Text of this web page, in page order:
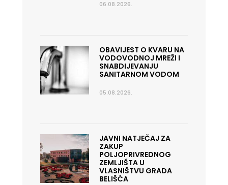
06.08.2026.
OBAVIJEST O KVARU NA
VODOVODNOJ MREŽI I
SNABDIJEVANJU
SANITARNOM VODOM
05.08.2026.
JAVNI NATJEČAJ ZA
ZAKUP
POLJOPRIVREDNOG
ZEMLJIŠTA U
VLASNIŠTVU GRADA
BELIŠĆA